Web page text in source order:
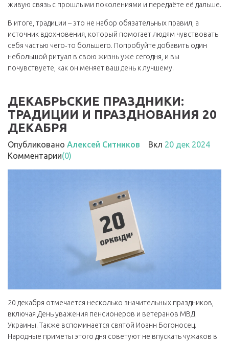
живую связь с прошлыми поколениями и передаёте её дальше.
В итоге, традиции – это не набор обязательных правил, а
источник вдохновения, который помогает людям чувствовать
себя частью чего‑то большего. Попробуйте добавить один
небольшой ритуал в свою жизнь уже сегодня, и вы
почувствуете, как он меняет ваш день к лучшему.
ДЕКАБРЬСКИЕ ПРАЗДНИКИ:
ТРАДИЦИИ И ПРАЗДНОВАНИЯ 20
ДЕКАБРЯ
Опубликовано Алексей Ситников Вкл 20 дек 2024
Комментарии(0)
20 декабря отмечается несколько значительных праздников,
включая День уважения пенсионеров и ветеранов МВД
Украины. Также вспоминается святой Иоанн Богоносец.
Народные приметы этого дня советуют не впускать чужаков в